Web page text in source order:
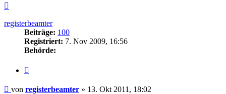
registerbeamter
Beiträge: 100
Registriert: 7. Nov 2009, 16:56
Behörde:
Beitrag
von registerbeamter » 13. Okt 2011, 18:02